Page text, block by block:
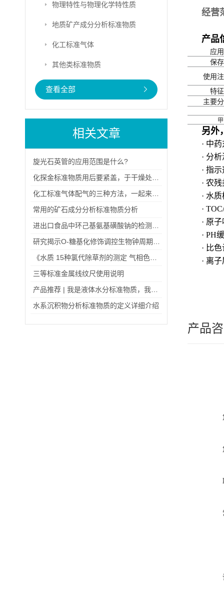
物理特性与物理化学特性质
地质矿产成分分析标准物质
化工标准气体
其他类标准物质
查看全部
相关文章
旋光石英管的应用范围是什么?
常用的矿石成分分析标准物质分析
三等标准金属线纹尺使用说明
水系沉积物分析标准物质的定义详细介绍
经营
产品
应
保
使用
特
主要
另外
· 中
· 分
· 指
· 农
· 水
·
· 原
· PH
· 比
· 离
产品